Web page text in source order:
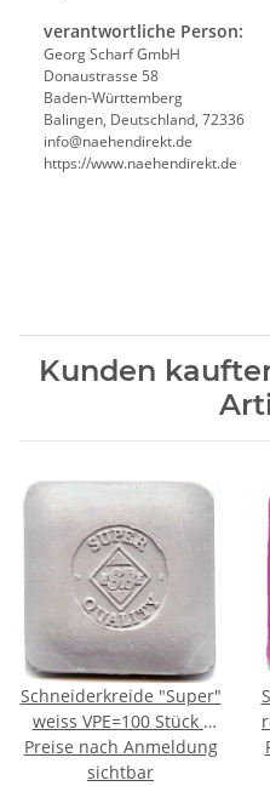
verantwortliche Person:
Georg Scharf GmbH
Donaustrasse 58
Baden-Württemberg
Balingen, Deutschland, 72336
info@naehendirekt.de
https://www.naehendirekt.de
Kunden
Schneiderkreide "Super"
weiss VPE=100 Stück /
Preis pro Stück
Preise nach Anmeldung
sichtbar